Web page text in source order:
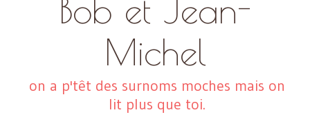
Bob et Jean-
Michel
on a p'têt des surnoms moches mais on
lit plus que toi.